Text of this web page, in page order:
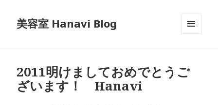
美容室 Hanavi Blog
2011明けましておめでとうご
ざいます！ Hanavi